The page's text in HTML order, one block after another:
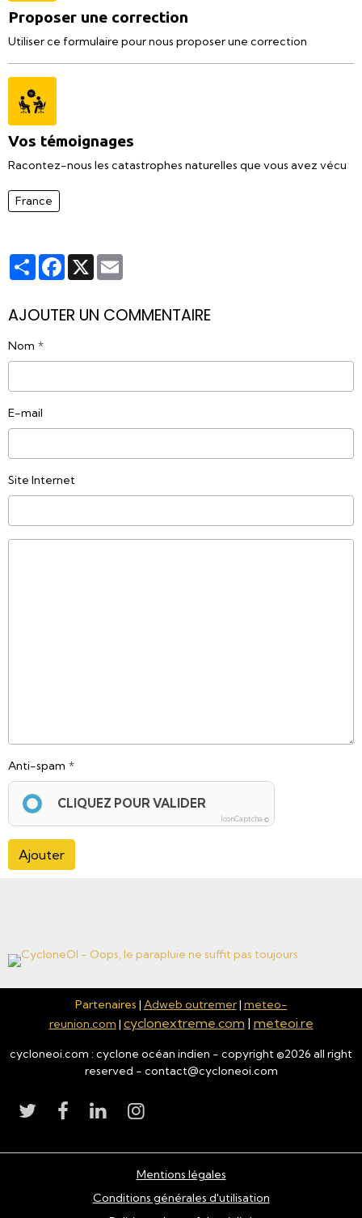
Proposer une correction
Utiliser ce formulaire pour nous proposer une correction
Vos témoignages
Racontez-nous les catastrophes naturelles que vous avez vécu
France
PartagerFacebook
X
AJOUTER UN COMMENTAIRE
Nom
E-mail
Site Internet
Anti-spam
CLIQUEZ POUR VALIDER
IconCaptcha ©
Ajouter
Partenaires | Adweb outremer| meteo-
reunion.com | cyclonextreme.com | meteoi.re
cycloneoi.com : cyclone océan indien - copyright ©2026 all right
reserved - contact@cycloneoi.com
Mentions légales
Conditions générales d'utilisation